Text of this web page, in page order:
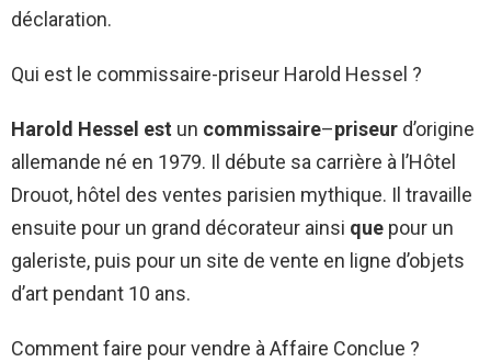
déclaration.
Qui est le commissaire-priseur Harold Hessel ?
Harold Hessel est un commissaire–priseur d’origine
allemande né en 1979. Il débute sa carrière à l’Hôtel
Drouot, hôtel des ventes parisien mythique. Il travaille
ensuite pour un grand décorateur ainsi que pour un
galeriste, puis pour un site de vente en ligne d’objets
d’art pendant 10 ans.
Comment faire pour vendre à Affaire Conclue ?